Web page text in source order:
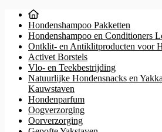
Hondenshampoo Pakketten
Hondenshampoo en Conditioners
Ontklit- en Antiklitproducten voor
Activet Borstels
Vlo- en Teekbestrijding
Natuurlijke Hondensnacks en Yakka
Kauwstaven
Hondenparfum
Oogverzorging
Oorverzorging